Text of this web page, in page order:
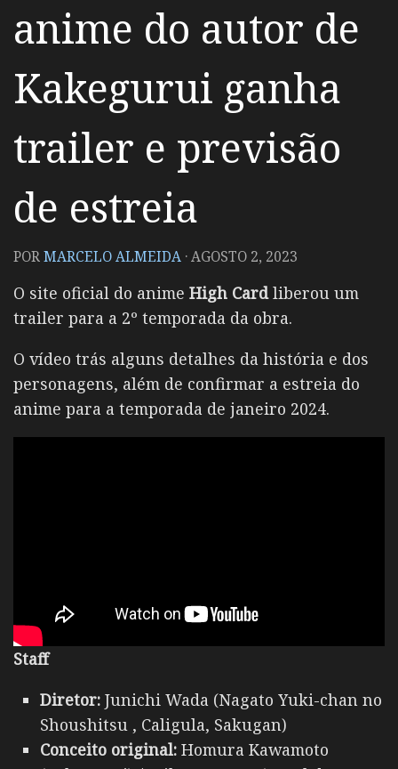
anime do autor de
Kakegurui ganha
trailer e previsão
de estreia
PORMARCELO ALMEIDA ·AGOSTO 2, 2023
O site oficial do anime High Cardliberou um
trailer para a 2º temporada da obra.
O vídeo trás alguns detalhes da história e dos
personagens, além de confirmar a estreia do
anime para a temporada de janeiro 2024.
Staff
Diretor: Junichi Wada (Nagato Yuki-chan no
Shoushitsu , Caligula, Sakugan)
Conceito original: Homura Kawamoto